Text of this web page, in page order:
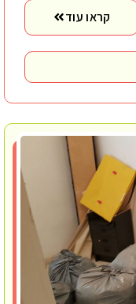
קראו עוד